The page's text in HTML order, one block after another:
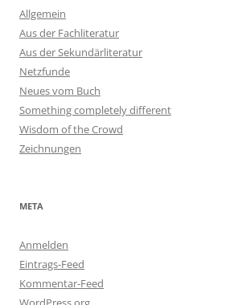
Allgemein
Aus der Fachliteratur
Aus der Sekundärliteratur
Netzfunde
Neues vom Buch
Something completely different
Wisdom of the Crowd
Zeichnungen
META
Anmelden
Eintrags-Feed
Kommentar-Feed